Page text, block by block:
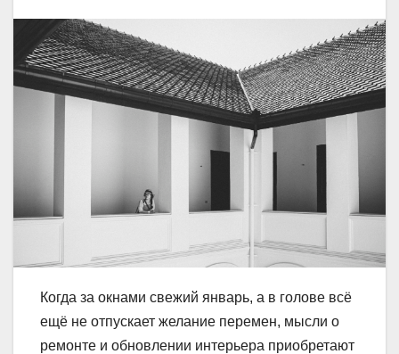
Когда за окнами свежий январь, а в голове всё
ещё не отпускает желание перемен, мысли о
ремонте и обновлении интерьера приобретают